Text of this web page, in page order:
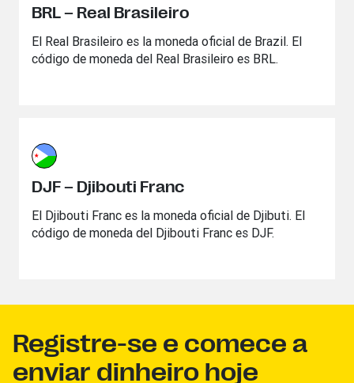
BRL – Real Brasileiro
El Real Brasileiro es la moneda oficial de Brazil. El
código de moneda del Real Brasileiro es BRL.
DJF – Djibouti Franc
El Djibouti Franc es la moneda oficial de Djibuti. El
código de moneda del Djibouti Franc es DJF.
Registre-se e comece a
enviar dinheiro hoje